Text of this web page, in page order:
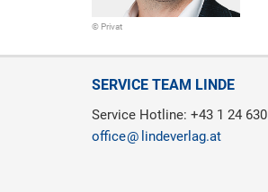
© Privat
SERVICE TEAM LINDE
Service Hotline: +43 1 24 630
office
lindeverlag.at